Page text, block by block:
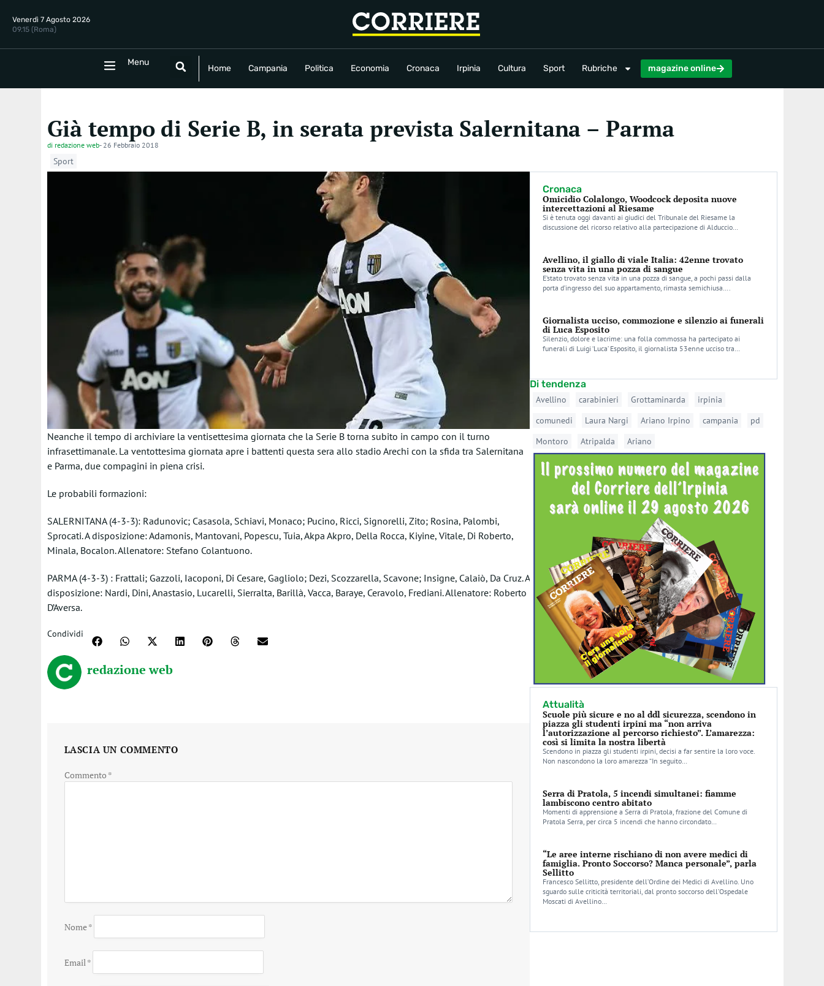
Venerdì 7 Agosto 2026
09.15 (Roma)
Menu
Home Campania Politica Economia Cronaca Irpinia Cultura Sport Rubriche magazine online
Home Campania Politica Economia Cronaca Irpinia Sport Rubriche
Già tempo di Serie B, in serata prevista Salernitana – Parma
di redazione web- 26 Febbraio 2018
Sport
Neanche il tempo di archiviare la ventisettesima giornata che la Serie B torna subito in campo con il turno
infrasettimanale. La ventottesima giornata apre i battenti questa sera allo stadio Arechi con la sfida tra Salernitana
e Parma, due compagini in piena crisi.
Le probabili formazioni:
SALERNITANA (4-3-3): Radunovic; Casasola, Schiavi, Monaco; Pucino, Ricci, Signorelli, Zito; Rosina, Palombi,
Sprocati. A disposizione: Adamonis, Mantovani, Popescu, Tuia, Akpa Akpro, Della Rocca, Kiyine, Vitale, Di Roberto,
Minala, Bocalon. Allenatore: Stefano Colantuono.
PARMA (4-3-3) : Frattali; Gazzoli, Iacoponi, Di Cesare, Gagliolo; Dezi, Scozzarella, Scavone; Insigne, Calaiò, Da Cruz. A
disposizione: Nardi, Dini, Anastasio, Lucarelli, Sierralta, Barillà, Vacca, Baraye, Ceravolo, Frediani. Allenatore: Roberto
D’Aversa.
Condividi
redazione web
LASCIA UN COMMENTO
Commento *
Nome*
Email *
Cronaca
Omicidio Colalongo, Woodcock deposita nuove
intercettazioni al Riesame
Si è tenuta oggi davanti ai giudici del Tribunale del Riesame la
discussione del ricorso relativo alla partecipazione di Alduccio…
Avellino, il giallo di viale Italia: 42enne trovato
senza vita in una pozza di sangue
E’stato trovato senza vita in una pozza di sangue, a pochi passi dalla
porta d’ingresso del suo appartamento, rimasta semichiusa….
Giornalista ucciso, commozione e silenzio ai funerali
di Luca Esposito
Silenzio, dolore e lacrime: una folla commossa ha partecipato ai
funerali di Luigi ‘Luca’ Esposito, il giornalista 53enne ucciso tra…
Di tendenza
Avellino carabinieri Grottaminarda
irpinia
comunedi
Laura Nargi Ariano Irpino campania
pd
Montoro
Atripalda Ariano
Attualità
Scuole più sicure e no al ddl sicurezza, scendono in
piazza gli studenti irpini ma “non arriva
l’autorizzazione al percorso richiesto”. L’amarezza:
così si limita la nostra libertà
Scendono in piazza gli studenti irpini, decisi a far sentire la loro voce.
Non nascondono la loro amarezza “In seguito…
Serra di Pratola, 5 incendi simultanei: fiamme
lambiscono centro abitato
Momenti di apprensione a Serra di Pratola, frazione del Comune di
Pratola Serra, per circa 5 incendi che hanno circondato…
“Le aree interne rischiano di non avere medici di
famiglia. Pronto Soccorso? Manca personale”, parla
Sellitto
Francesco Sellitto, presidente dell’Ordine dei Medici di Avellino. Uno
sguardo sulle criticità territoriali, dal pronto soccorso dell’Ospedale
Moscati di Avellino…